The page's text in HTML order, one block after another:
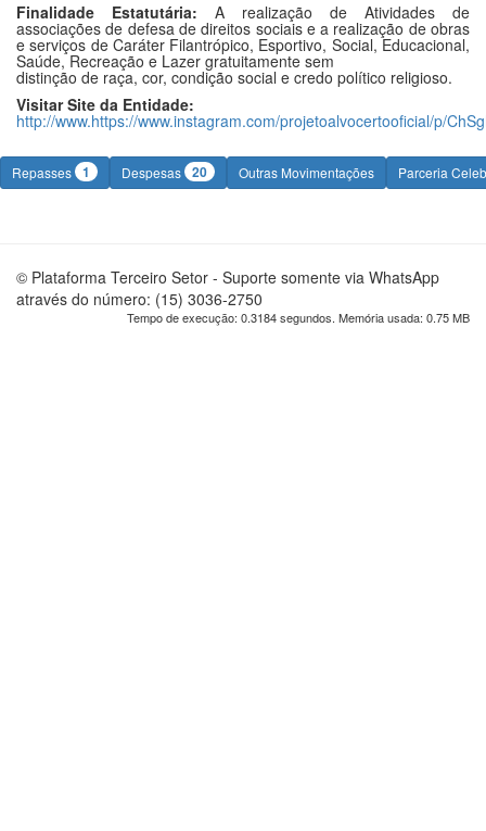
Finalidade Estatutária: A realização de Atividades de
associações de defesa de direitos sociais e a realização de obras
e serviços de Caráter Filantrópico, Esportivo, Social, Educacional,
Saúde, Recreação e Lazer gratuitamente sem
distinção de raça, cor, condição social e credo político religioso.
Visitar Site da Entidade:
http://www.https://www.instagram.com/projetoalvocertooficial/p/
Repasses 1 Despesas 20 Outras Movimentações Parceria
© Plataforma Terceiro Setor - Suporte somente via WhatsApp
através do número: (15) 3036-2750
Tempo de execução: 0.3184 segundos. Memória usada: 0.75 MB